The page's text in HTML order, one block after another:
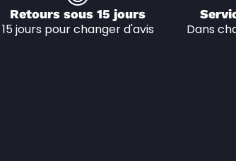
Retours sous 15 jours
15 jours pour changer d'avis Dans